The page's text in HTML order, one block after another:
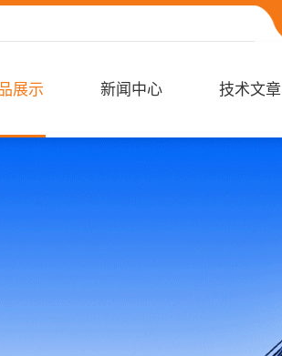
展示 新闻中心 技术文章